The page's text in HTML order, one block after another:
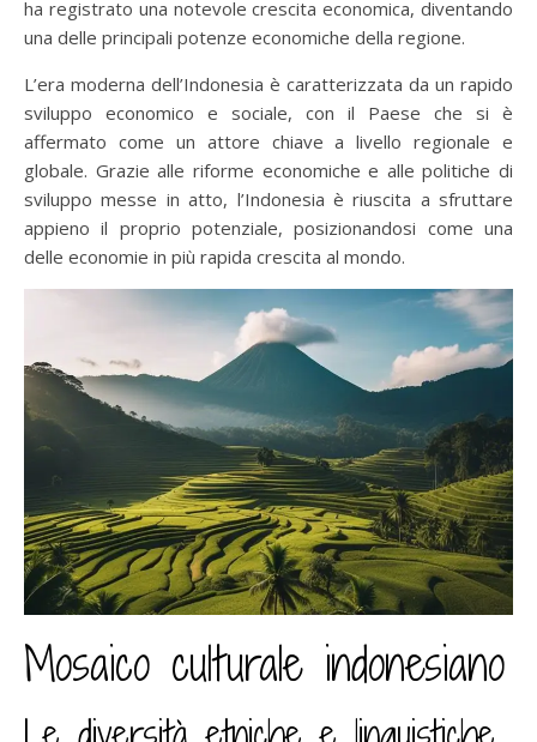
ha registrato una notevole crescita economica, diventando
una delle principali potenze economiche della regione.
L’era moderna dell’Indonesia è caratterizzata da un rapido
sviluppo economico e sociale, con il Paese che si è
affermato come un attore chiave a livello regionale e
globale. Grazie alle riforme economiche e alle politiche di
sviluppo messe in atto, l’Indonesia è riuscita a sfruttare
appieno il proprio potenziale, posizionandosi come una
delle economie in più rapida crescita al mondo.
Mosaico culturale indonesiano